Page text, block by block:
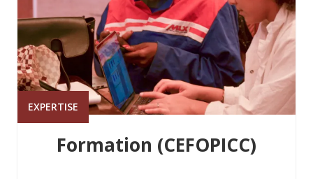
EXPERTISE
Formation (CEFOPICC)